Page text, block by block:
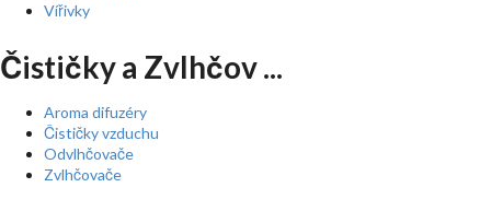
Vířivky
Čističky a Zvlhčov ...
Aroma difuzéry
Čističky vzduchu
Odvlhčovače
Zvlhčovače